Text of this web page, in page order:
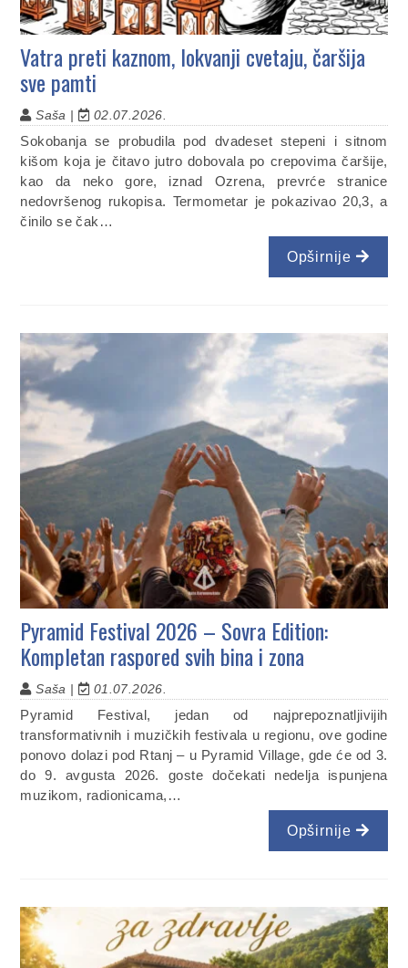
Vatra preti kaznom, lokvanji cvetaju, čaršija
sve pamti
Saša | 02.07.2026.
Sokobanja se probudila pod dvadeset stepeni i sitnom
kišom koja je čitavo jutro dobovala po crepovima čaršije,
kao da neko gore, iznad Ozrena, prevrće stranice
nedovršenog rukopisa. Termometar je pokazivao 20,3, a
činilo se čak…
Opširnije
Pyramid Festival 2026 – Sovra Edition:
Kompletan raspored svih bina i zona
Saša | 01.07.2026.
Pyramid Festival, jedan od najprepoznatljivijih
transformativnih i muzičkih festivala u regionu, ove godine
ponovo dolazi pod Rtanj – u Pyramid Village, gde će od 3.
do 9. avgusta 2026. goste dočekati nedelja ispunjena
muzikom, radionicama,…
Opširnije